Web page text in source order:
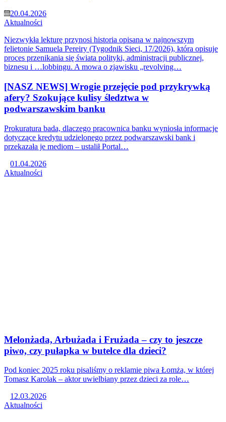
20.04.2026
Aktualności
Niezwykła lekturę przynosi historia opisana w najnowszym
felietonie Samuela Pereiry (Tygodnik Sieci, 17/2026), która opisuje
proces przenikania się świata polityki, administracji publicznej,
biznesu i …lobbingu. A mowa o zjawisku „revolving…
[NASZ NEWS] Wrogie przejęcie pod przykrywką
afery? Szokujące kulisy śledztwa w
podwarszawskim banku
Prokuratura bada, dlaczego pracownica banku wyniosła informacje
dotyczące kredytu udzielonego przez podwarszawski bank i
przekazała je mediom – ustalił Portal…
01.04.2026
Aktualności
Melonżada, Arbużada i Frużada – czy to jeszcze
piwo, czy pułapka w butelce dla dzieci?
Pod koniec 2025 roku pisaliśmy o reklamie piwa Łomża, w której
Tomasz Karolak – aktor uwielbiany przez dzieci za role…
12.03.2026
Aktualności